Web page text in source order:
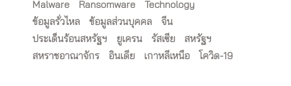
Malware
Ransomware
Technology
ข้อมูลรั่วไหล
ข้อมูลส่วนบุคคล
จีน
ประเด็นร้อนสหรัฐฯ
ยูเครน รัสเซีย
สหรัฐฯ
สหราชอาณาจักร
อินเดีย เกาหลีเหนือ โควิด-19